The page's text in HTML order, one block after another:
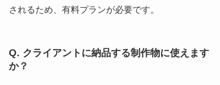
されるため、有料プランが必要です。
Q. クライアントに納品する制作物に使えます
か？